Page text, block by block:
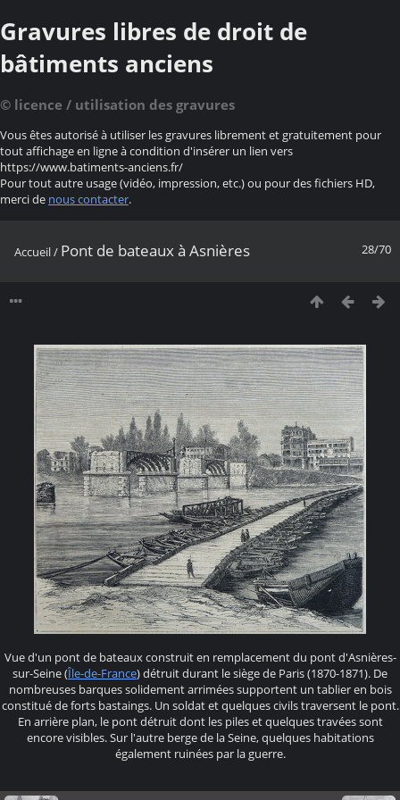
Gravures libres de droit de
bâtiments anciens
© licence / utilisation des gravures
Vous êtes autorisé à utiliser les gravures librement et gratuitement pour
tout affichage en ligne à condition d'insérer un lien vers
https://www.batiments-anciens.fr/
Pour tout autre usage (vidéo, impression, etc.) ou pour des fichiers HD,
merci de nous contacter.
28/70
Accueil/ Pont de bateaux à Asnières
Vue d'un pont de bateaux construit en remplacement du pont d'Asnières-
sur-Seine (Île-de-France) détruit durant le siège de Paris (1870-1871). De
nombreuses barques solidement arrimées supportent un tablier en bois
constitué de forts bastaings. Un soldat et quelques civils traversent le pont.
En arrière plan, le pont détruit dont les piles et quelques travées sont
encore visibles. Sur l'autre berge de la Seine, quelques habitations
également ruinées par la guerre.